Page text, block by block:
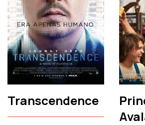
Transcendence